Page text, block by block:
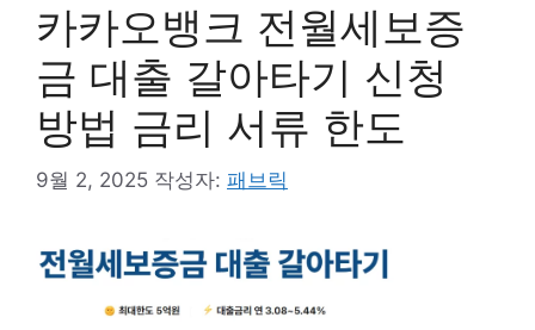
카카오뱅크 전월세보증
금 대출 갈아타기 신청
방법 금리 서류 한도
9월 2, 2025 작성자: 패브릭